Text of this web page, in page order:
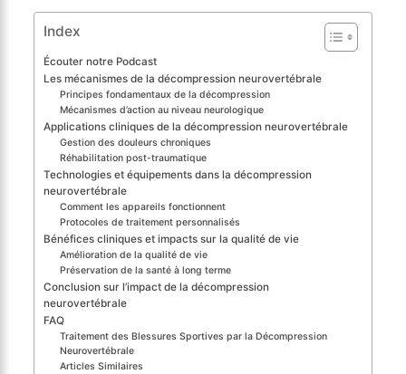
Index
Écouter notre Podcast
Les mécanismes de la décompression neurovertébrale
Principes fondamentaux de la décompression
Mécanismes d’action au niveau neurologique
Applications cliniques de la décompression neurovertébrale
Gestion des douleurs chroniques
Réhabilitation post-traumatique
Technologies et équipements dans la décompression
neurovertébrale
Comment les appareils fonctionnent
Protocoles de traitement personnalisés
Bénéfices cliniques et impacts sur la qualité de vie
Amélioration de la qualité de vie
Préservation de la santé à long terme
Conclusion sur l’impact de la décompression
neurovertébrale
FAQ
Traitement des Blessures Sportives par la Décompression
Neurovertébrale
Articles Similaires